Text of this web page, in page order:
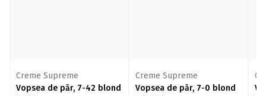
Creme Supreme
Vopsea de păr, 7-42 blond
Creme Supreme
Vopsea de păr, 7-0 blond